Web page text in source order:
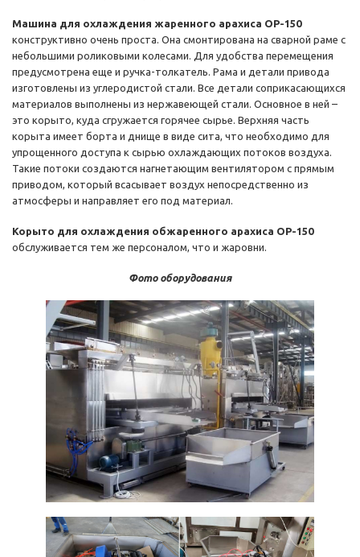
Машина для охлаждения жаренного арахиса ОР-150
конструктивно очень проста. Она смонтирована на сварной раме с
небольшими роликовыми колесами. Для удобства перемещения
предусмотрена еще и ручка-толкатель. Рама и детали привода
изготовлены из углеродистой стали. Все детали соприкасающихся
материалов выполнены из нержавеющей стали. Основное в ней –
это корыто, куда сгружается горячее сырье. Верхняя часть
корыта имеет борта и днище в виде сита, что необходимо для
упрощенного доступа к сырью охлаждающих потоков воздуха.
Такие потоки создаются нагнетающим вентилятором с прямым
приводом, который всасывает воздух непосредственно из
атмосферы и направляет его под материал.
Корыто для охлаждения обжаренного арахиса ОР-150
обслуживается тем же персоналом, что и жаровни.
Фото оборудования